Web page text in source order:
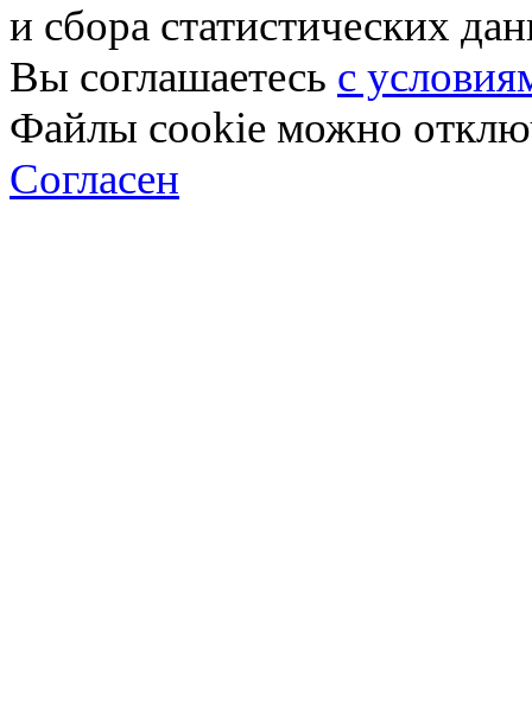
и сбора статистических
Вы соглашаетесь с
Файлы cookie можно
Согласен